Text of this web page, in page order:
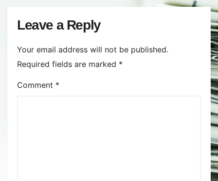
Leave a Reply
Your email address will not be published.
Required fields are marked *
Comment *